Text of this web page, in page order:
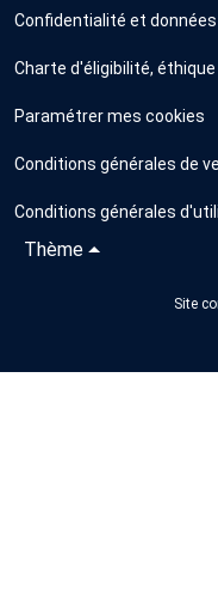
Confidentialité et
Charte d'éligibilité,
Paramétrer mes cookies
Conditions générales de
Conditions générales
Thème
Site